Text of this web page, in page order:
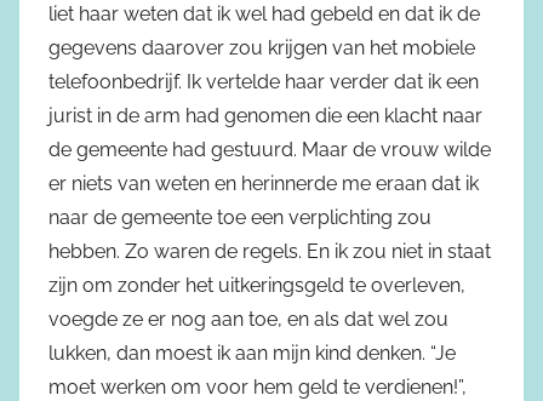
liet haar weten dat ik wel had gebeld en dat ik de
gegevens daarover zou krijgen van het mobiele
telefoonbedrijf. Ik vertelde haar verder dat ik een
jurist in de arm had genomen die een klacht naar
de gemeente had gestuurd. Maar de vrouw wilde
er niets van weten en herinnerde me eraan dat ik
naar de gemeente toe een verplichting zou
hebben. Zo waren de regels. En ik zou niet in staat
zijn om zonder het uitkeringsgeld te overleven,
voegde ze er nog aan toe, en als dat wel zou
lukken, dan moest ik aan mijn kind denken. “Je
moet werken om voor hem geld te verdienen!”,